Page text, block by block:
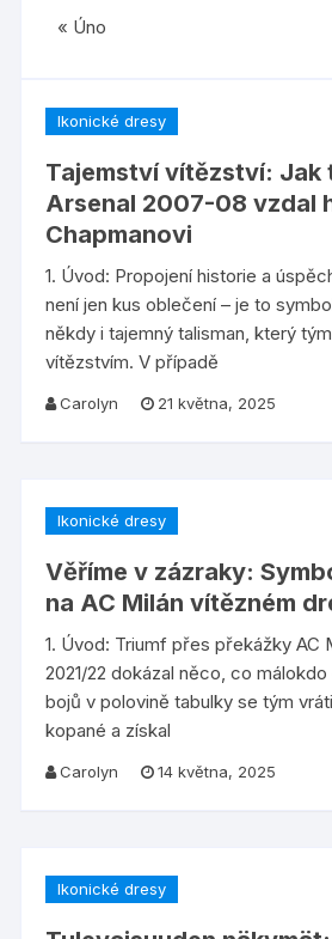
Ikonické dresy
Tajemství vítězství: Jak
Arsenal 2007-08 vzdal
Chapmanovi
1. Úvod: Propojení historie a
není jen kus oblečení – je to
někdy i tajemný talisman, který
vítězstvím. V případě
Carolyn 21 května, 2025
Ikonické dresy
Věříme v zázraky:
na AC Milán vítězném
1. Úvod: Triumf přes překážky AC
2021/22 dokázal něco, co
bojů v polovině tabulky se tým
kopané a získal
Carolyn 14 května, 2025
Ikonické dresy
« Úno